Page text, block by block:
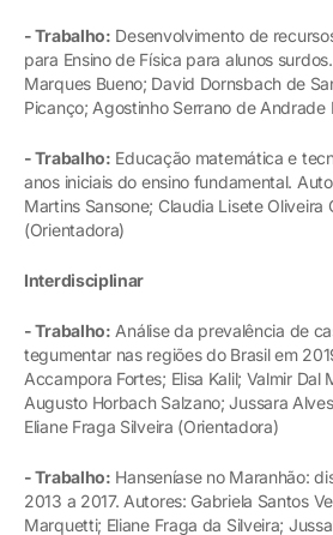
- Trabalho: Desenvolvimento de
para Ensino de Física para alunos
Marques Bueno; David Dornsbach de
Picanço; Agostinho Serrano de Andrade
- Trabalho: Educação matemática e
anos iniciais do ensino fundamental.
Martins Sansone; Claudia Lisete Oliveira
(Orientadora)
Interdisciplinar
- Trabalho: Análise da prevalência de
tegumentar nas regiões do Brasil em
Accampora Fortes; Elisa Kalil; Valmir Dal
Augusto Horbach Salzano; Jussara
Eliane Fraga Silveira (Orientadora)
- Trabalho: Hanseníase no Maranhão:
2013 a 2017. Autores: Gabriela Santos
Marquetti; Eliane Fraga da Silveira;